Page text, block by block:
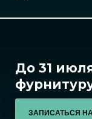
До 31